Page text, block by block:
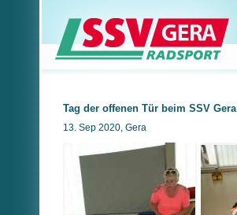
Tag der offenen Tür beim SSV Gera
13. Sep 2020, Gera